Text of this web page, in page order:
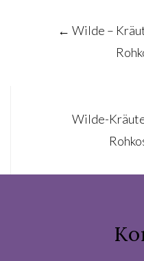
navigation
← Wilde –
Wilde-